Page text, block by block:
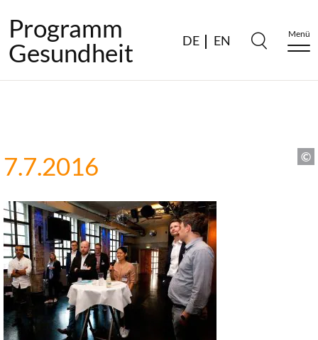
Programm
Gesundheit
DE EN Menü
7.7.2016